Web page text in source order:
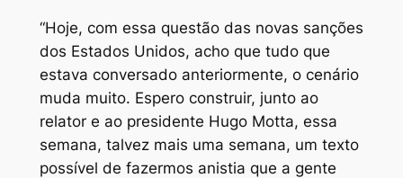
“Hoje, com essa questão das novas sanções
dos Estados Unidos, acho que tudo que
estava conversado anteriormente, o cenário
muda muito. Espero construir, junto ao
relator e ao presidente Hugo Motta, essa
semana, talvez mais uma semana, um texto
possível de fazermos anistia que a gente